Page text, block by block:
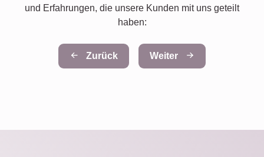
und Erfahrungen, die unsere Kunden mit uns geteilt
haben:
Zurück Weiter